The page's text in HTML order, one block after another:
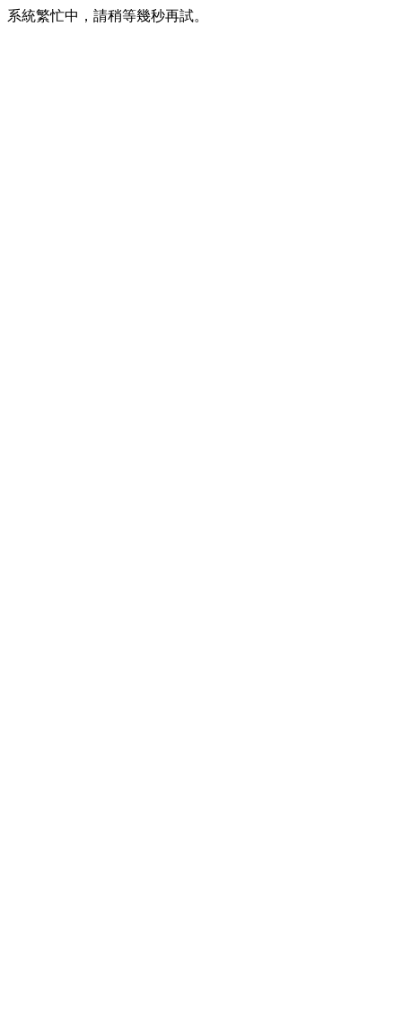
系統繁忙中，請稍等幾秒再試。